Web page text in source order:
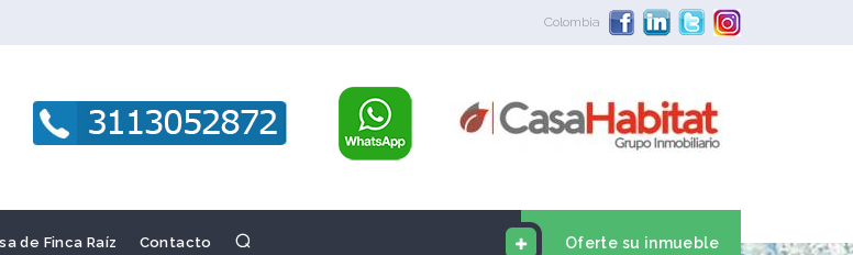
Colombia
Oferte su inmueble
de Finca Raíz Contacto